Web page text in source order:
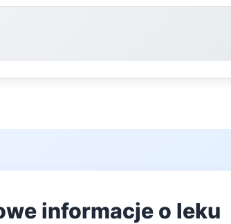
informacje o leku